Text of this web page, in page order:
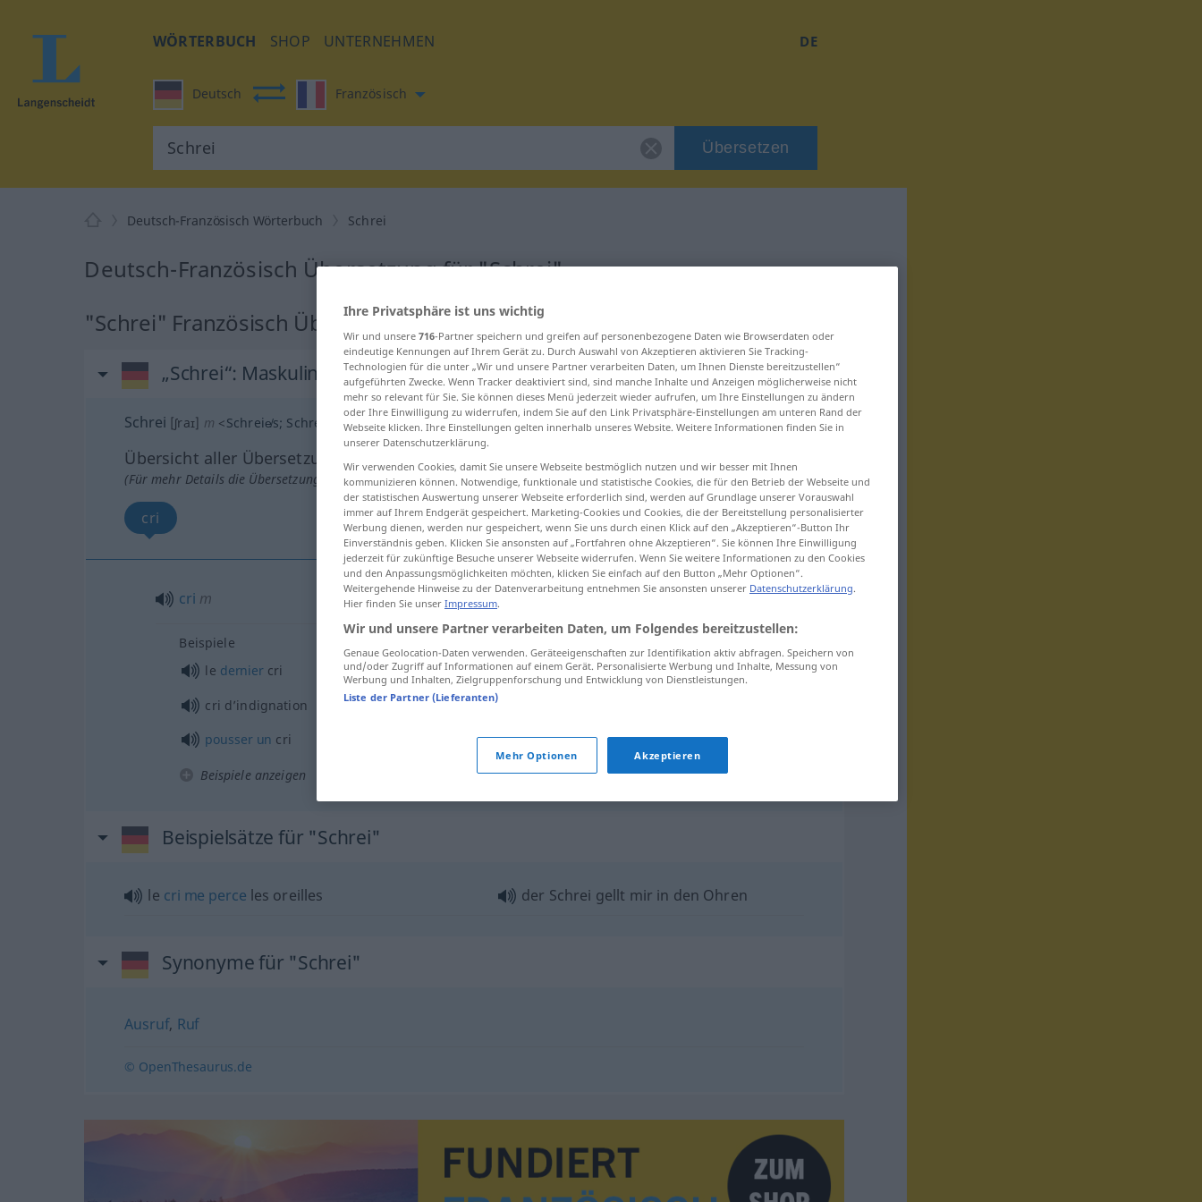
WÖRTERBUCH SHOP UNTERNEHMEN DE
Deutsch Französisch
Übersetzen
Deutsch-Französisch Wörterbuch Schrei
Deutsch-Französisch Übersetzung für "Schrei"
"Schrei" Französisch Übersetzung
„Schrei“: Maskulinum
Schrei [ʃraɪ] m <Schreie̸s; Schreie
Übersicht aller Übersetzungen
(Für mehr Details die Übersetzung anklicken/antippen)
cri
cri m Schrei
Beispiele
le derniercri derletzteSchrei UMG FIG
cri d’indignation
pousser un cri einen Schreiausstoßen
Beispiele anzeigen
Beispielsätze für "Schrei"
le cri me perce les oreilles der Schrei gellt mir in den Ohren
Synonyme für "Schrei"
Ausruf, Ruf
© OpenThesaurus.de
Ihre Privatsphäre ist uns wichtig
Wir und unsere 716-Partner speichern und greifen auf personenbezogene Daten wie Browserdaten oder
eindeutige Kennungen auf Ihrem Gerät zu. Durch Auswahl von Akzeptieren aktivieren Sie Tracking-
Technologien für die unter „Wir und unsere Partner verarbeiten Daten, um Ihnen Dienste bereitzustellen“
aufgeführten Zwecke. Wenn Tracker deaktiviert sind, sind manche Inhalte und Anzeigen möglicherweise nicht
mehr so relevant für Sie. Sie können dieses Menü jederzeit wieder aufrufen, um Ihre Einstellungen zu ändern
oder Ihre Einwilligung zu widerrufen, indem Sie auf den Link Privatsphäre-Einstellungen am unteren Rand der
Webseite klicken. Ihre Einstellungen gelten innerhalb unseres Website. Weitere Informationen finden Sie in
unserer Datenschutzerklärung.
Wir verwenden Cookies, damit Sie unsere Webseite bestmöglich nutzen und wir besser mit Ihnen
kommunizieren können. Notwendige, funktionale und statistische Cookies, die für den Betrieb der Webseite und
der statistischen Auswertung unserer Webseite erforderlich sind, werden auf Grundlage unserer Vorauswahl
immer auf Ihrem Endgerät gespeichert. Marketing-Cookies und Cookies, die der Bereitstellung personalisierter
Werbung dienen, werden nur gespeichert, wenn Sie uns durch einen Klick auf den „Akzeptieren“-Button Ihr
Einverständnis geben. Klicken Sie ansonsten auf „Fortfahren ohne Akzeptieren“. Sie können Ihre Einwilligung
jederzeit für zukünftige Besuche unserer Webseite widerrufen. Wenn Sie weitere Informationen zu den Cookies
und den Anpassungsmöglichkeiten möchten, klicken Sie einfach auf den Button „Mehr Optionen“.
Weitergehende Hinweise zu der Datenverarbeitung entnehmen Sie ansonsten unserer Datenschutzerklärung.
Hier finden Sie unser Impressum.
Wir und unsere Partner verarbeiten Daten, um Folgendes bereitzustellen:
Genaue Geolocation-Daten verwenden. Geräteeigenschaften zur Identifikation aktiv abfragen. Speichern von
und/oder Zugriff auf Informationen auf einem Gerät. Personalisierte Werbung und Inhalte, Messung von
Werbung und Inhalten, Zielgruppenforschung und Entwicklung von Dienstleistungen.
Liste der Partner (Lieferanten)
Mehr Optionen Akzeptieren